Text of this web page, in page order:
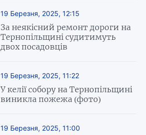
19 Березня, 2025, 12:15
За неякісний ремонт дороги на
Тернопільщині судитимуть
двох посадовців
19 Березня, 2025, 11:22
У келії собору на Тернопільщині
виникла пожежа (фото)
19 Березня, 2025, 11:00